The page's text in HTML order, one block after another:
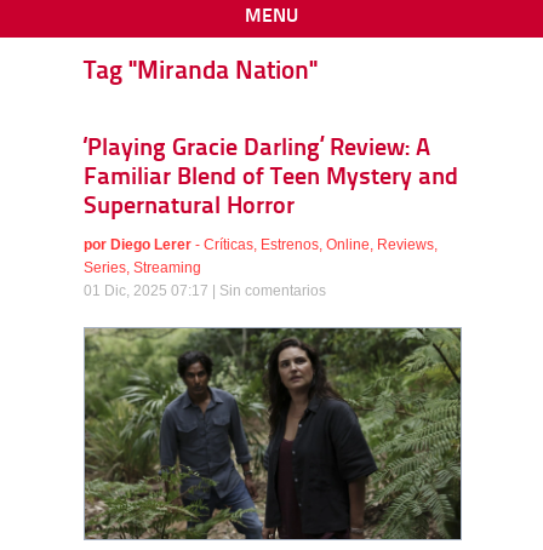
MENU
Tag "Miranda Nation"
‘Playing Gracie Darling’ Review: A
Familiar Blend of Teen Mystery and
Supernatural Horror
por Diego Lerer - Críticas, Estrenos, Online, Reviews,
Series, Streaming
01 Dic, 2025 07:17 | Sin comentarios